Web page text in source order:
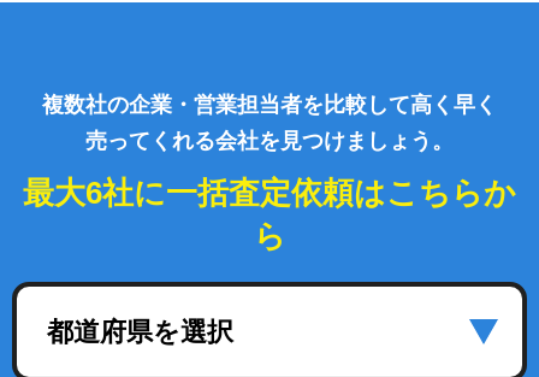
複数社の企業・営業担当者を比較して高く早く
売ってくれる会社を見つけましょう。
最大6社に一括査定依頼はこちらか
ら
都道府県を選択